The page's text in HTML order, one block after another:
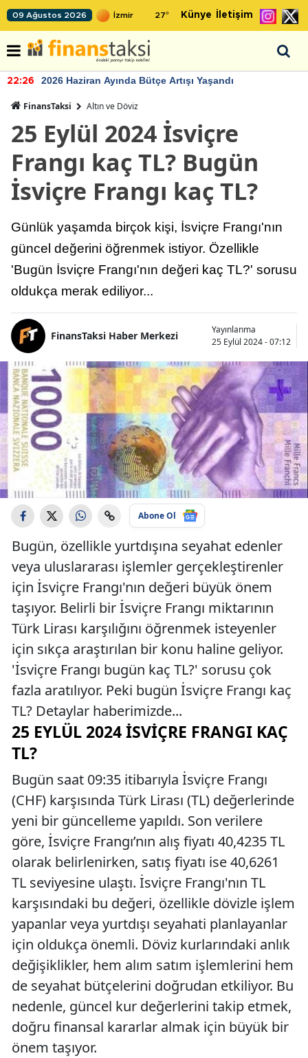
09 Ağustos 2026 27° Künye İletişim
22:26 2026 Haziran Ayında Bütçe Artışı Yaşandı
FinansTaksi Altın ve Döviz
25 Eylül 2024 İsviçre
Frangı kaç TL? Bugün
İsviçre Frangı kaç TL?
Günlük yaşamda birçok kişi, İsviçre Frangı'nın
güncel değerini öğrenmek istiyor. Özellikle
'Bugün İsviçre Frangı'nın değeri kaç TL?' sorusu
oldukça merak ediliyor...
FinansTaksi Haber Merkezi
Yayınlanma
25 Eylül 2024 - 07:12
Abone Ol
Bugün, özellikle yurtdışına seyahat edenler
veya uluslararası işlemler gerçekleştirenler
için İsviçre Frangı'nın değeri büyük önem
taşıyor. Belirli bir İsviçre Frangı miktarının
Türk Lirası karşılığını öğrenmek isteyenler
için sıkça araştırılan bir konu haline geliyor.
'İsviçre Frangı bugün kaç TL?' sorusu çok
fazla aratılıyor. Peki bugün İsviçre Frangı kaç
TL? Detaylar haberimizde...
25 EYLÜL 2024 İSVIÇRE FRANGI KAÇ
TL?
Bugün saat 09:35 itibarıyla İsviçre Frangı
(CHF) karşısında Türk Lirası (TL) değerlerinde
yeni bir güncelleme yapıldı. Son verilere
göre, İsviçre Frangı’nın alış fiyatı 40,4235 TL
olarak belirlenirken, satış fiyatı ise 40,6261
TL seviyesine ulaştı. İsviçre Frangı'nın TL
karşısındaki bu değeri, özellikle dövizle işlem
yapanlar veya yurtdışı seyahati planlayanlar
için oldukça önemli. Döviz kurlarındaki anlık
değişiklikler, hem alım satım işlemlerini hem
de seyahat bütçelerini doğrudan etkiliyor. Bu
nedenle, güncel kur değerlerini takip etmek,
doğru finansal kararlar almak için büyük bir
önem taşıyor.